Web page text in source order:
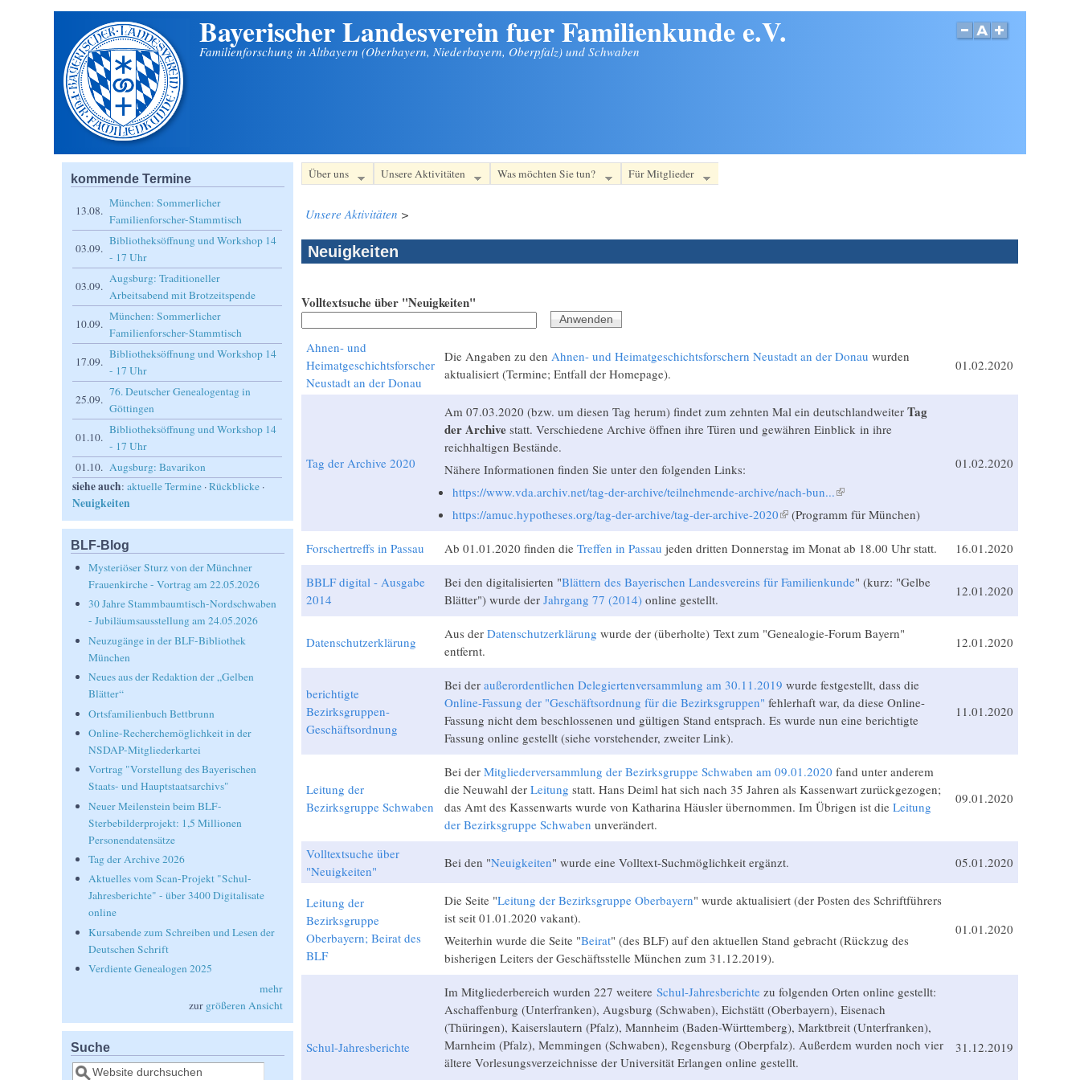
Bayerischer Landesverein fuer Familienkunde e.V.
Familienforschung in Altbayern (Oberbayern, Niederbayern, Oberpfalz) und Schwaben
Über uns Unsere Aktivitäten Was möchten Sie tun? Für Mitglieder
Unsere Aktivitäten >
Neuigkeiten
Volltextsuche über "Neuigkeiten"
Ahnen- und
Heimatgeschichtsforscher
Neustadt an der Donau
Die Angaben zu den Ahnen- und Heimatgeschichtsforschern Neustadt an der Donau wurden
aktualisiert (Termine; Entfall der Homepage).
01.02.2020
Tag der Archive 2020
Am 07.03.2020 (bzw. um diesen Tag herum) findet zum zehnten Mal ein deutschlandweiter Tag
der Archivestatt. Verschiedene Archive öffnen ihre Türen und gewähren Einblick in ihre
reichhaltigen Bestände.
Nähere Informationen finden Sie unter den folgenden Links:
https://www.vda.archiv.net/tag-der-archive/teilnehmende-archive/nach-bun...(Link ist extern)
https://amuc.hypotheses.org/tag-der-archive/tag-der-archive-2020(Link ist extern)
(Programm für München)
01.02.2020
Forschertreffs in Passau Ab 01.01.2020 finden die Treffen in Passau jeden dritten Donnerstag im Monat ab 18.00 Uhr statt. 16.01.2020
BBLF digital - Ausgabe
2014
Bei den digitalisierten "Blättern des Bayerischen Landesvereins für Familienkunde" (kurz: "Gelbe
Blätter") wurde der Jahrgang 77 (2014)online gestellt.
12.01.2020
Datenschutzerklärung
Aus der Datenschutzerklärung wurde der (überholte) Text zum "Genealogie-Forum Bayern"
entfernt.
12.01.2020
berichtigte
Bezirksgruppen-
Geschäftsordnung
Bei der außerordentlichen Delegiertenversammlung am 30.11.2019 wurde festgestellt, dass die
Online-Fassung der "Geschäftsordnung für die Bezirksgruppen" fehlerhaft war, da diese Online-
Fassung nicht dem beschlossenen und gültigen Stand entsprach. Es wurde nun eine berichtigte
Fassung online gestellt (siehe vorstehender, zweiter Link).
11.01.2020
Leitung der
Bezirksgruppe Schwaben
Bei der Mitgliederversammlung der Bezirksgruppe Schwaben am 09.01.2020 fand unter anderem
die Neuwahl der Leitung statt. Hans Deiml hat sich nach 35 Jahren als Kassenwart zurückgezogen;
das Amt des Kassenwarts wurde von Katharina Häusler übernommen. Im Übrigen ist die Leitung
der Bezirksgruppe Schwaben unverändert.
09.01.2020
Volltextsuche über
"Neuigkeiten"
Bei den "Neuigkeiten" wurde eine Volltext-Suchmöglichkeit ergänzt. 05.01.2020
Leitung der
Bezirksgruppe
Oberbayern; Beirat des
BLF
Die Seite "Leitung der Bezirksgruppe Oberbayern" wurde aktualisiert (der Posten des Schriftführers
ist seit 01.01.2020 vakant).
Weiterhin wurde die Seite "Beirat" (des BLF) auf den aktuellen Stand gebracht (Rückzug des
bisherigen Leiters der Geschäftsstelle München zum 31.12.2019).
01.01.2020
Schul-Jahresberichte
Im Mitgliederbereich wurden 227 weitere Schul-Jahresberichtezu folgenden Orten online gestellt:
Aschaffenburg (Unterfranken), Augsburg (Schwaben), Eichstätt (Oberbayern), Eisenach
(Thüringen), Kaiserslautern (Pfalz), Mannheim (Baden-Württemberg), Marktbreit (Unterfranken),
Marnheim (Pfalz), Memmingen (Schwaben), Regensburg (Oberpfalz). Außerdem wurden noch vier
ältere Vorlesungsverzeichnisse der Universität Erlangen online gestellt.
31.12.2019
kommende Termine
13.08.
München: Sommerlicher
Familienforscher-Stammtisch
03.09.
Bibliotheksöffnung und Workshop 14
- 17 Uhr
03.09.
Augsburg: Traditioneller
Arbeitsabend mit Brotzeitspende
10.09.
München: Sommerlicher
Familienforscher-Stammtisch
17.09.
Bibliotheksöffnung und Workshop 14
- 17 Uhr
25.09.
76. Deutscher Genealogentag in
Göttingen
01.10.
Bibliotheksöffnung und Workshop 14
- 17 Uhr
01.10. Augsburg: Bavarikon
siehe auch:aktuelle Termine ·Rückblicke ·
Neuigkeiten
BLF-Blog
Mysteriöser Sturz von der Münchner
Frauenkirche - Vortrag am 22.05.2026
30 Jahre Stammbaumtisch-Nordschwaben
- Jubiläumsausstellung am 24.05.2026
Neuzugänge in der BLF-Bibliothek
München
Neues aus der Redaktion der „Gelben
Blätter“
Ortsfamilienbuch Bettbrunn
Online-Recherchemöglichkeit in der
NSDAP-Mitgliederkartei
Vortrag "Vorstellung des Bayerischen
Staats- und Hauptstaatsarchivs"
Neuer Meilenstein beim BLF-
Sterbebilderprojekt: 1,5 Millionen
Personendatensätze
Tag der Archive 2026
Aktuelles vom Scan-Projekt "Schul-
Jahresberichte" - über 3400 Digitalisate
online
Kursabende zum Schreiben und Lesen der
Deutschen Schrift
Verdiente Genealogen 2025
mehr
zur größeren Ansicht
Suche
Suche